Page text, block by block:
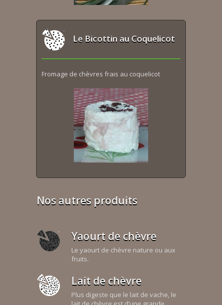
Le Bicottin au Coquelicot
Fromage de chèvres frais au coquelicot
Nos autres produits
Yaourt de chèvre
Le yaourt de chèvre nature ou aux
fruits.
Lait de chèvre
Plus digeste que le lait de vache, le